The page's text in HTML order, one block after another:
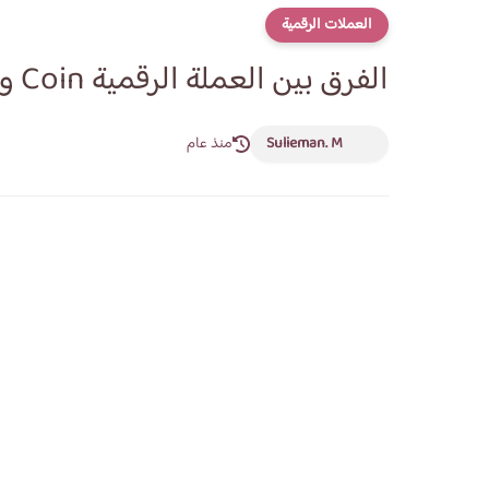
العملات الرقمية
الفرق بين العملة الرقمية Coin والرمز Token
Sulieman. M منذ عام